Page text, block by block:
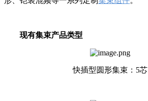
现有集束产品类型
快插型圆形集束：5芯